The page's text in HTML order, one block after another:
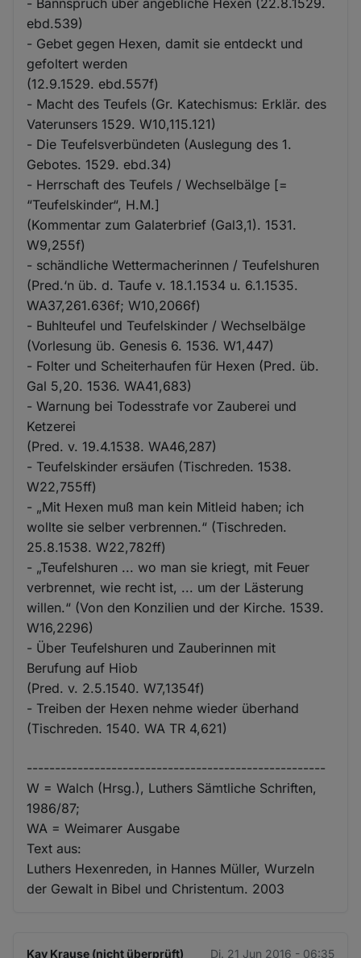
ebd.539)
- Gebet gegen Hexen, damit sie entdeckt und
gefoltert werden
(12.9.1529. ebd.557f)
- Macht des Teufels (Gr. Katechismus: Erklär. des
Vaterunsers 1529. W10,115.121)
- Die Teufelsverbündeten (Auslegung des 1.
Gebotes. 1529. ebd.34)
- Herrschaft des Teufels / Wechselbälge [=
“Teufelskinder“, H.M.]
(Kommentar zum Galaterbrief (Gal3,1). 1531.
W9,255f)
- schändliche Wettermacherinnen / Teufelshuren
(Pred.‘n üb. d. Taufe v. 18.1.1534 u. 6.1.1535.
WA37,261.636f; W10,2066f)
- Buhlteufel und Teufelskinder / Wechselbälge
(Vorlesung üb. Genesis 6. 1536. W1,447)
- Folter und Scheiterhaufen für Hexen (Pred. üb.
Gal 5,20. 1536. WA41,683)
- Warnung bei Todesstrafe vor Zauberei und
Ketzerei
(Pred. v. 19.4.1538. WA46,287)
- Teufelskinder ersäufen (Tischreden. 1538.
W22,755ff)
- „Mit Hexen muß man kein Mitleid haben; ich
wollte sie selber verbrennen.“ (Tischreden.
25.8.1538. W22,782ff)
- „Teufelshuren ... wo man sie kriegt, mit Feuer
verbrennet, wie recht ist, ... um der Lästerung
willen.“ (Von den Konzilien und der Kirche. 1539.
W16,2296)
- Über Teufelshuren und Zauberinnen mit
Berufung auf Hiob
(Pred. v. 2.5.1540. W7,1354f)
- Treiben der Hexen nehme wieder überhand
(Tischreden. 1540. WA TR 4,621)
-----------------------------------------------------
W = Walch (Hrsg.), Luthers Sämtliche Schriften,
1986/87;
WA = Weimarer Ausgabe
Text aus:
Luthers Hexenreden, in Hannes Müller, Wurzeln
der Gewalt in Bibel und Christentum. 2003
Kay Krause (nicht überprüft) Di. 21 Jun 2016 - 06:35